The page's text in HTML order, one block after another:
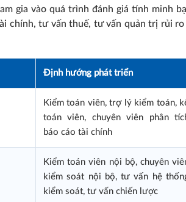
gia vào quá trình đánh giá tính minh
chính, tư vấn thuế, tư vấn quản trị rủi ro
Định hướng phát triển
Kiểm toán viên, trợ lý kiểm toán,
toán viên, chuyên viên phân
báo cáo tài chính
Kiểm toán viên nội bộ, chuyên
kiểm soát nội bộ, tư vấn hệ
kiểm soát, tư vấn chiến lược